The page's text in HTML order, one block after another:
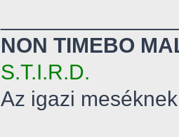
NON TIMEBO
S.T.I.R.D.
Az igazi